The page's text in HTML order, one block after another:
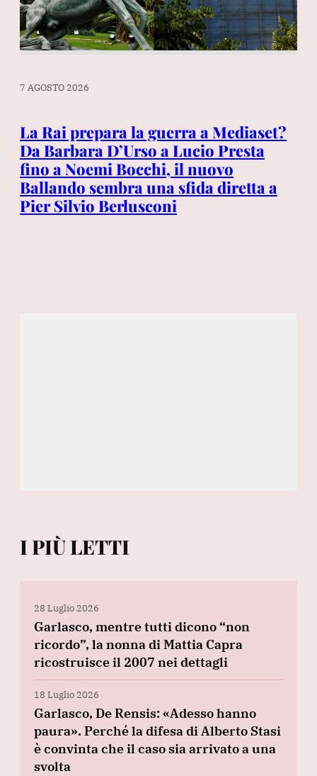
7 AGOSTO 2026
La Rai prepara la guerra a Mediaset?
Da Barbara D’Urso a Lucio Presta
fino a Noemi Bocchi, il nuovo
Ballando sembra una sfida diretta a
Pier Silvio Berlusconi
I PIÙ LETTI
28 Luglio 2026
Garlasco, mentre tutti dicono “non
ricordo”, la nonna di Mattia Capra
ricostruisce il 2007 nei dettagli
18 Luglio 2026
Garlasco, De Rensis: «Adesso hanno
paura». Perché la difesa di Alberto Stasi
è convinta che il caso sia arrivato a una
svolta